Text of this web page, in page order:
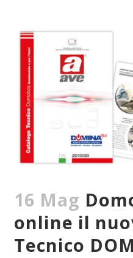
16 Mag
online il
Tecnico